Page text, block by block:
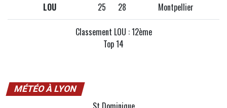
LOU 25 28 Montpellier
Classement LOU : 12ème
Top 14
MÉTÉO À LYON